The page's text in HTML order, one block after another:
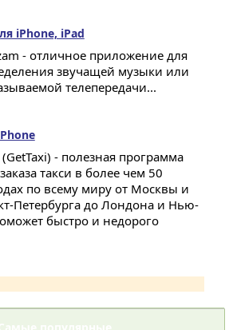
iPhone, iPad
- отличное приложение для
звучащей музыки или
телепередачи...
(GetTaxi) - полезная программа
такси в более чем 50
по всему миру от Москвы и
Петербурга до Лондона и Нью-
быстро и недорого